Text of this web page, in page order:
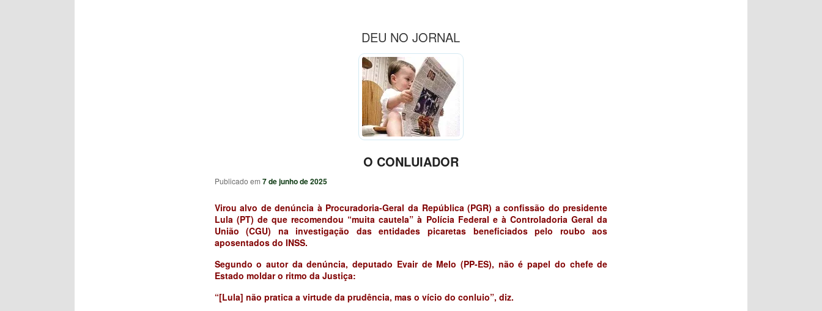
DEU NO JORNAL
O CONLUIADOR
Publicado em 7 de junho de 2025
Virou alvo de denúncia à Procuradoria-Geral da República (PGR) a confissão do presidente
Lula (PT) de que recomendou “muita cautela” à Polícia Federal e à Controladoria Geral da
União (CGU) na investigação das entidades picaretas beneficiados pelo roubo aos
aposentados do INSS.
Segundo o autor da denúncia, deputado Evair de Melo (PP-ES), não é papel do chefe de
Estado moldar o ritmo da Justiça:
“[Lula] não pratica a virtude da prudência, mas o vício do conluio”, diz.